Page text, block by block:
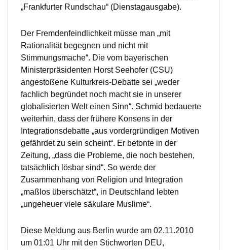
„Frankfurter Rundschau“ (Dienstagausgabe).
Der Fremdenfeindlichkeit müsse man „mit
Rationalität begegnen und nicht mit
Stimmungsmache“. Die vom bayerischen
Ministerpräsidenten Horst Seehofer (CSU)
angestoßene Kulturkreis-Debatte sei „weder
fachlich begründet noch macht sie in unserer
globalisierten Welt einen Sinn“. Schmid bedauerte
weiterhin, dass der frühere Konsens in der
Integrationsdebatte „aus vordergründigen Motiven
gefährdet zu sein scheint“. Er betonte in der
Zeitung, „dass die Probleme, die noch bestehen,
tatsächlich lösbar sind“. So werde der
Zusammenhang von Religion und Integration
„maßlos überschätzt“, in Deutschland lebten
„ungeheuer viele säkulare Muslime“.
Diese Meldung aus Berlin wurde am 02.11.2010
um 01:01 Uhr mit den Stichworten DEU,